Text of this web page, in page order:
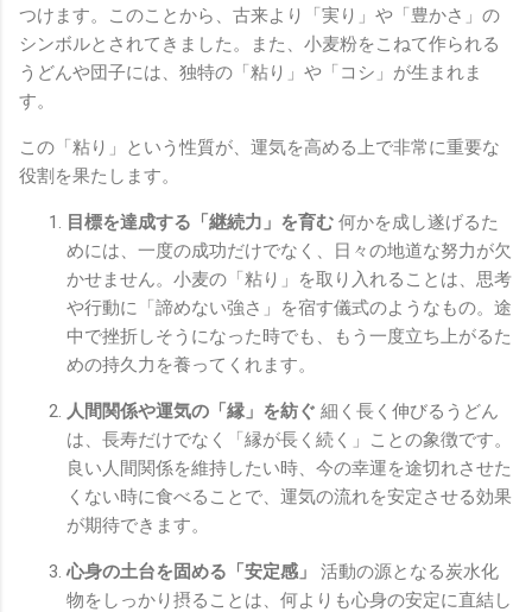
つけます。このことから、古来より「実り」や「豊かさ」の
シンボルとされてきました。また、小麦粉をこねて作られる
うどんや団子には、独特の「粘り」や「コシ」が生まれま
す。
この「粘り」という性質が、運気を高める上で非常に重要な
役割を果たします。
目標を達成する「継続力」を育む 何かを成し遂げるた
めには、一度の成功だけでなく、日々の地道な努力が欠
かせません。小麦の「粘り」を取り入れることは、思考
や行動に「諦めない強さ」を宿す儀式のようなもの。途
中で挫折しそうになった時でも、もう一度立ち上がるた
めの持久力を養ってくれます。
人間関係や運気の「縁」を紡ぐ 細く長く伸びるうどん
は、長寿だけでなく「縁が長く続く」ことの象徴です。
良い人間関係を維持したい時、今の幸運を途切れさせた
くない時に食べることで、運気の流れを安定させる効果
が期待できます。
心身の土台を固める「安定感」
活動の源となる炭水化
物をしっかり摂ることは、何よりも心身の安定に直結し